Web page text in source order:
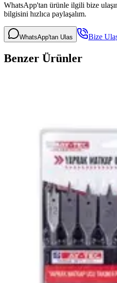
WhatsApp'tan ürünle ilgili bize
bilgisini hızlıca paylaşalım.
WhatsApp'tan Ulas Bize
Benzer Ürünler